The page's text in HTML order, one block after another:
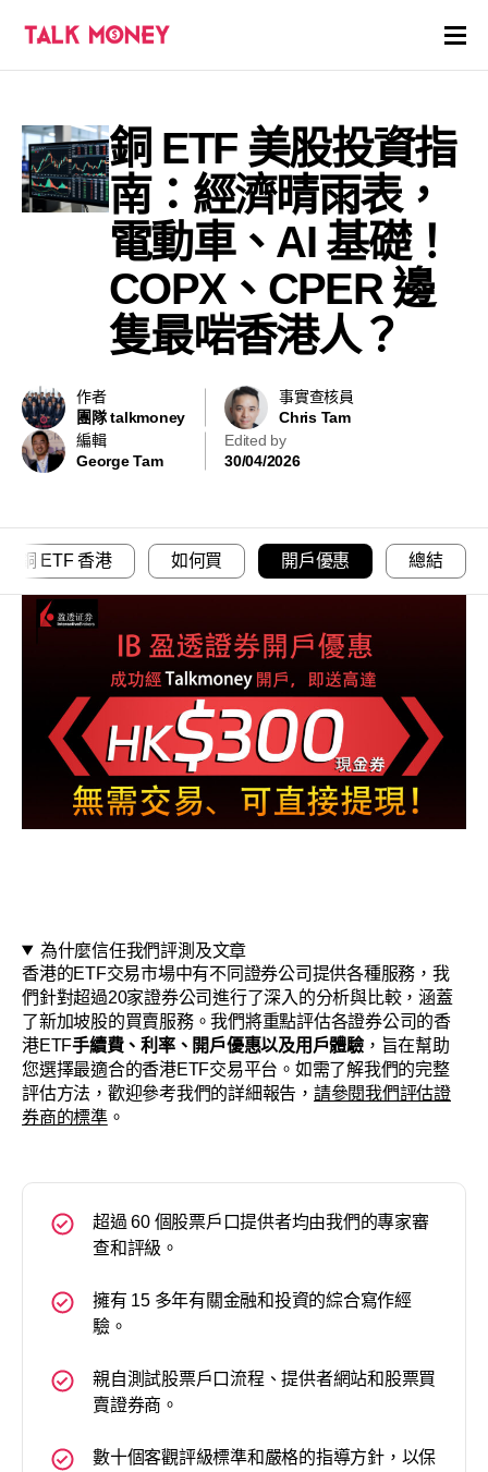
證券商評價
各種投資產品戶口
虛擬貨幣
關於
銅 ETF 美股投資指
南：經濟晴雨表，
電動車、AI 基礎！
COPX、CPER 邊
隻最啱香港人？
作者
團隊 talkmoney
事實查核員
Chris Tam
編輯
George Tam
Edited by
30/04/2026
銅 ETF 香港 如何買 開戶優惠 總結
為什麼信任我們評測及文章
香港的ETF交易市場中有不同證券公司提供各種服務，我
們針對超過20家證券公司進行了深入的分析與比較，涵蓋
了新加坡股的買賣服務。我們將重點評估各證券公司的香
港ETF手續費、利率、開戶優惠以及用戶體驗，旨在幫助
您選擇最適合的香港ETF交易平台。如需了解我們的完整
評估方法，歡迎參考我們的詳細報告， 請參閱我們評估證
券商的標準。
超過 60 個股票戶口提供者均由我們的專家審
查和評級。
擁有 15 多年有關金融和投資的綜合寫作經
驗。
親自測試股票戶口流程、提供者網站和股票買
賣證券商。
數十個客觀評級標準和嚴格的指導方針，以保